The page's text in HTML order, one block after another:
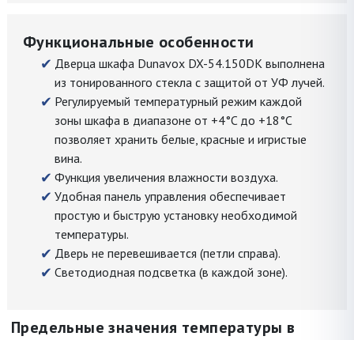
Функциональные особенности
Дверца шкафа Dunavox DX-54.150DK выполнена
из тонированного стекла с защитой от УФ лучей.
Регулируемый температурный режим каждой
зоны шкафа в диапазоне от +4°C до +18°C
позволяет хранить белые, красные и игристые
вина.
Функция увеличения влажности воздуха.
Удобная панель управления обеспечивает
простую и быструю установку необходимой
температуры.
Дверь не перевешивается (петли справа).
Светодиодная подсветка (в каждой зоне).
Предельные значения температуры в